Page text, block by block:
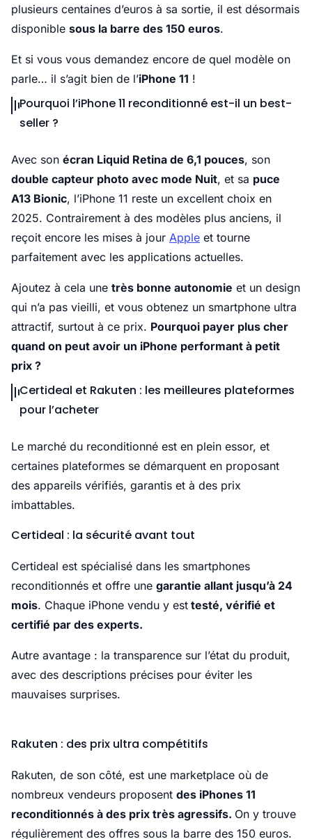
plusieurs centaines d’euros à sa sortie, il est désormais
disponible sous la barre des 150 euros.
Et si vous vous demandez encore de quel modèle on
parle… il s’agit bien de l’iPhone 11 !
Pourquoi l’iPhone 11 reconditionné est-il un best-
seller ?
Avec son écran Liquid Retina de 6,1 pouces, son
double capteur photo avec mode Nuit, et sa puce
A13 Bionic, l’iPhone 11 reste un excellent choix en
2025. Contrairement à des modèles plus anciens, il
reçoit encore les mises à jour Apple et tourne
parfaitement avec les applications actuelles.
Ajoutez à cela une très bonne autonomie et un design
qui n’a pas vieilli, et vous obtenez un smartphone ultra
attractif, surtout à ce prix. Pourquoi payer plus cher
quand on peut avoir un iPhone performant à petit
prix ?
Certideal et Rakuten : les meilleures plateformes
pour l’acheter
Le marché du reconditionné est en plein essor, et
certaines plateformes se démarquent en proposant
des appareils vérifiés, garantis et à des prix
imbattables.
Certideal : la sécurité avant tout
Certideal est spécialisé dans les smartphones
reconditionnés et offre une garantie allant jusqu’à 24
mois. Chaque iPhone vendu y est testé, vérifié et
certifié par des experts.
Autre avantage : la transparence sur l’état du produit,
avec des descriptions précises pour éviter les
mauvaises surprises.
Rakuten : des prix ultra compétitifs
Rakuten, de son côté, est une marketplace où de
nombreux vendeurs proposent des iPhones 11
reconditionnés à des prix très agressifs. On y trouve
régulièrement des offres sous la barre des 150 euros.